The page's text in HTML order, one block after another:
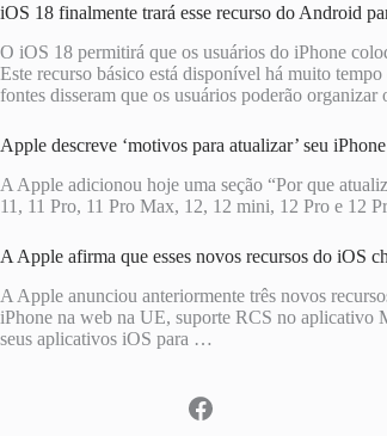
iOS 18 finalmente trará esse recurso do Android
O iOS 18 permitirá que os usuários do iPhone
Este recurso básico está disponível há muito
fontes disseram que os usuários poderão
Apple descreve ‘motivos para atualizar’ seu
A Apple adicionou hoje uma seção “Por que
11, 11 Pro, 11 Pro Max, 12, 12 mini, 12 Pro e 12
A Apple afirma que esses novos recursos do iOS
A Apple anunciou anteriormente três novos
iPhone na web na UE, suporte RCS no aplicativo
seus aplicativos iOS para …